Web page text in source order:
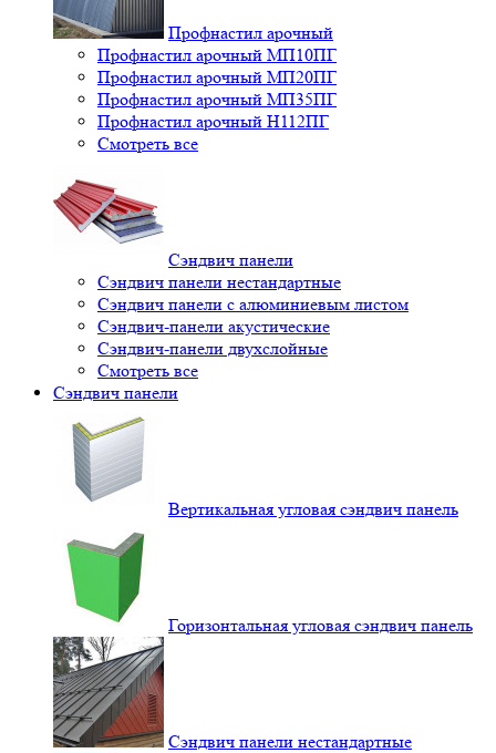
Профнастил арочный
Профнастил арочный МП10ПГ
Профнастил арочный МП20ПГ
Профнастил арочный МП35ПГ
Профнастил арочный Н112ПГ
Смотреть все
Сэндвич панели
Сэндвич панели нестандартные
Сэндвич панели с алюминиевым листом
Сэндвич-панели акустические
Сэндвич-панели двухслойные
Смотреть все
Сэндвич панели
Вертикальная угловая сэндвич панель
Горизонтальная угловая сэндвич панель
Сэндвич панели нестандартные